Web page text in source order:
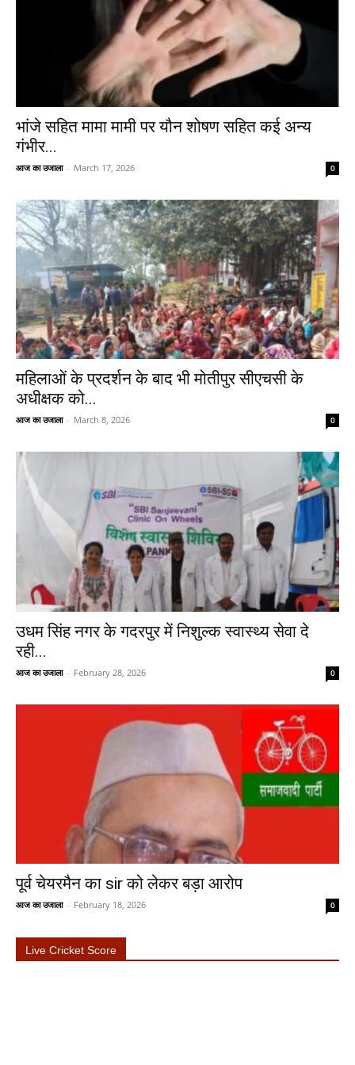
भांजे सहित मामा मामी पर यौन शोषण सहित कई अन्य
गंभीर...
आज का उजाला - March 17, 2026 0
महिलाओं के प्रदर्शन के बाद भी मोतीपुर सीएचसी के
अधीक्षक को...
आज का उजाला - March 8, 2026 0
उधम सिंह नगर के गदरपुर में निशुल्क स्वास्थ्य सेवा दे
रही...
आज का उजाला - February 28, 2026 0
पूर्व चेयरमैन का sir को लेकर बड़ा आरोप
आज का उजाला - February 18, 2026 0
Live Cricket Score